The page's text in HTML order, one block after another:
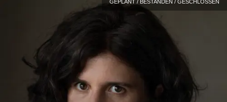
GEPLANT / BESTANDEN / GESCHLOSSEN